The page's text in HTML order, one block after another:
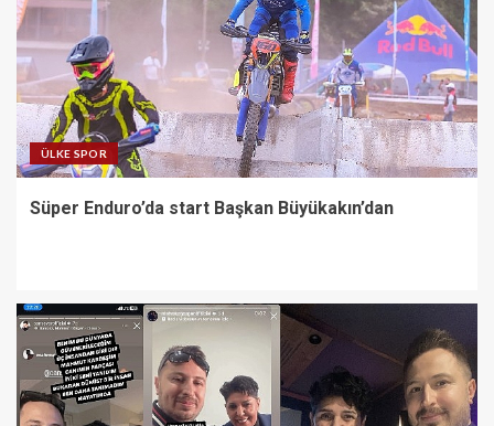
1
Karamürsel Plaj Yolu
Caddesi’ne özel asfalt
dokunuşu
Süper Enduro’da start Başkan
Cansever ‘Güvenebileceğim Üç
İnsandan Biri’ Demişti: Mahmut
Görgen’den Cansever’e
Duygusal Veda
ÜLKE SPOR
Süper Enduro’da start Başkan Büyükakın’dan